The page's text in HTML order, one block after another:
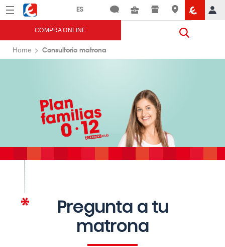
Menú Eroski
COMPRA ONLINE
Home Consultorio matrona
Pregunta a tu
matrona